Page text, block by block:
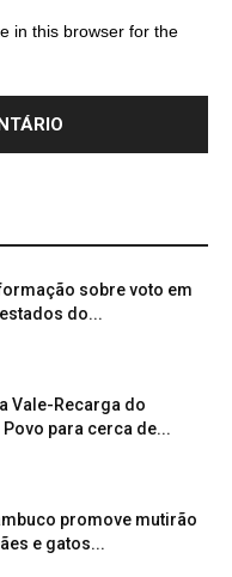
in this browser for the
sobre voto em
do...
Vale-Recarga do
para cerca de...
promove mutirão
e gatos...